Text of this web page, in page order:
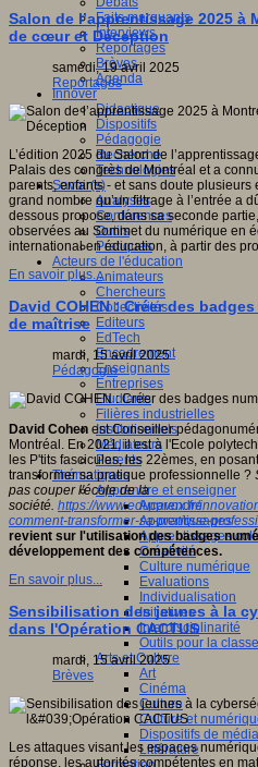
Faits marquants
Interviews
Reportages
Brèves
Agenda
Innover
Didactique
Dispositifs
Pédagogie
Recherche
Technologies
Savoir(s)
Analyses
Conférences
Outils
Pratiques
Acteurs de l'éducation
Animateurs
Chercheurs
Collectivités
Editeurs
EdTech
Encadrement
Enseignants
Entreprises
Etudiants
Filières industrielles
Institutionnels
Médiateurs
Parents
Thématiques
Apprendre et enseigner
Apprendre
Apprentissages
Apprentissages
Créativité
Culture numérique
Evaluations
Individualisation
Initiatives
Interdisciplinarité
Outils pour la classe
Arts et Culture
Art
Cinéma
Culture
Culture et
Dispositifs de
Littérature
Salon de l’apprentissage 2025 à
de cœur et Déception
samedi, 19 avril 2025
Reportages
L’édition 2025 du Salon de
Palais des congrès de Montréal et a
parents, enfants - et sans doute
grand nombre qu’un filtrage à l’entrée a
dessous propose, dans sa seconde
observées au Sommet du numérique en
international en éducation, à partir des
En savoir plus...
David COHEN : Créer des
de maîtrise
mardi, 15 avril 2025
Pédagogie
David Cohen est Conseiller
Montréal. En 2021, il est à l'Ecole
les P'tits fascicules, les 22èmes, en
transformer sa pratique professionnelle ?
pas couper l'école de la
société. https://www.educavox.fr/
comment-transformer-sa-pratique-
revient sur l'utilisation des badges
développement des compétences.
En savoir plus...
Sensibilisation des jeunes à la
dans l'Opération CACTUS
mardi, 15 avril 2025
Brèves
Les attaques visant les espaces
réponse, les autorités compétentes en